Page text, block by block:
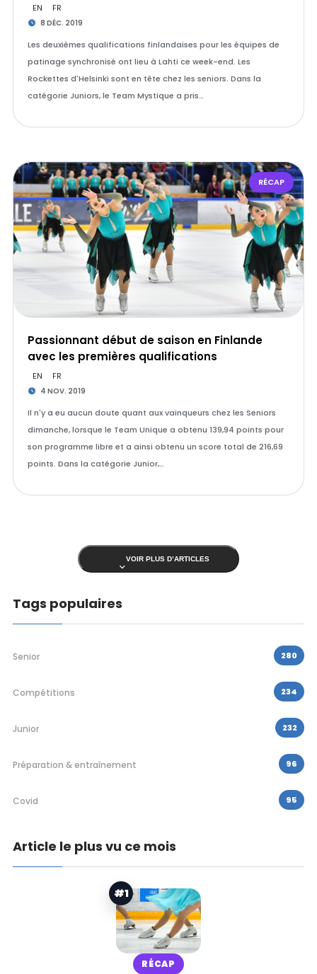
EN FR
8 DÉC. 2019
Les deuxièmes qualifications finlandaises pour les équipes de
patinage synchronisé ont lieu à Lahti ce week-end. Les
Rockettes d'Helsinki sont en tête chez les seniors. Dans la
catégorie Juniors, le Team Mystique a pris…
RÉCAP
Passionnant début de saison en Finlande
avec les premières qualifications
EN FR
4 NOV. 2019
Il n'y a eu aucun doute quant aux vainqueurs chez les Seniors
dimanche, lorsque le Team Unique a obtenu 139,94 points pour
son programme libre et a ainsi obtenu un score total de 216,69
points. Dans la catégorie Junior,…
VOIR PLUS D’ARTICLES
Tags populaires
Senior 280
Compétitions 234
Junior 232
Préparation & entraînement 96
Covid 95
Article le plus vu ce mois
#1
RÉCAP